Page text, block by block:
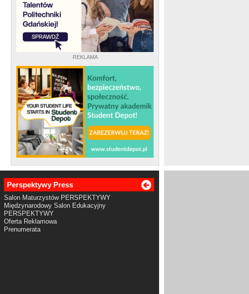
REKLAMA
Perspektywy Press
Salon Maturzystów PERSPEKTYWY
Międzynarodowy Salon Edukacyjny
PERSPEKTYWY
Oferta Reklamowa
Prenumerata